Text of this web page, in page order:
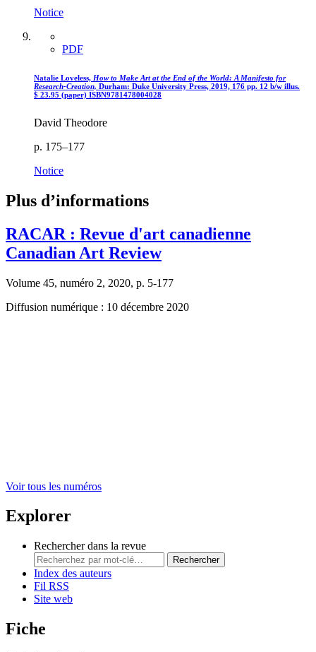
Notice
PDF
Natalie Loveless, How to Make Art at the End of the World: A Manifesto for
Research-Creation, Durham: Duke University Press, 2019, 176 pp. 12 b/w illus.
$ 23.95 (paper) ISBN9781478004028
David Theodore
p. 175–177
Notice
Plus d’informations
RACAR : Revue d'art canadienne
Canadian Art Review
Volume 45, numéro 2, 2020, p. 5-177
Diffusion numérique : 10 décembre 2020
Voir tous les numéros
Explorer
Rechercher dans la revue
Rechercher
Index des auteurs
Fil RSS
Site web
Fiche